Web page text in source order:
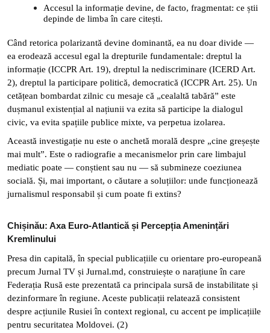
Accesul la informație devine, de facto, fragmentat: ce știi
depinde de limba în care citești.
Când retorica polarizantă devine dominantă, ea nu doar divide —
ea erodează accesul egal la drepturile fundamentale: dreptul la
informație (ICCPR Art. 19), dreptul la nediscriminare (ICERD Art.
2), dreptul la participare politică, democratică (ICCPR Art. 25). Un
cetățean bombardat zilnic cu mesaje că „cealaltă tabără” este
dușmanul existențial al națiunii va ezita să participe la dialogul
civic, va evita spațiile publice mixte, va perpetua izolarea.
Această investigație nu este o anchetă morală despre „cine greșește
mai mult”. Este o radiografie a mecanismelor prin care limbajul
mediatic poate — conștient sau nu — să submineze coeziunea
socială. Și, mai important, o căutare a soluțiilor: unde funcționează
jurnalismul responsabil și cum poate fi extins?
Chișinău: Axa Euro-Atlantică și Percepția Amenințări
Kremlinului
Presa din capitală, în special publicațiile cu orientare pro-europeană
precum Jurnal TV și Jurnal.md, construiește o narațiune în care
Federația Rusă este prezentată ca principala sursă de instabilitate și
dezinformare în regiune. Aceste publicații relatează consistent
despre acțiunile Rusiei în context regional, cu accent pe implicațiile
pentru securitatea Moldovei. (2)